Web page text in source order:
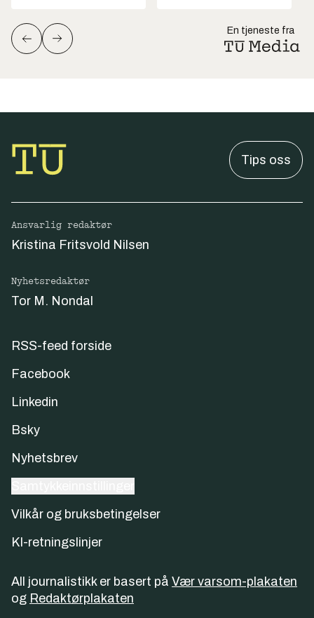
En tjeneste fra
Tips oss
Ansvarlig redaktør
Kristina Fritsvold Nilsen
Nyhetsredaktør
Tor M. Nondal
RSS-feed forside
Facebook
Linkedin
Bsky
Nyhetsbrev
Vilkår og bruksbetingelser
KI-retningslinjer
All journalistikk er basert på Vær varsom-plakaten
og Redaktørplakaten